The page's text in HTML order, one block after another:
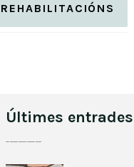
REHABILITACIÓNS
Últimes entrades